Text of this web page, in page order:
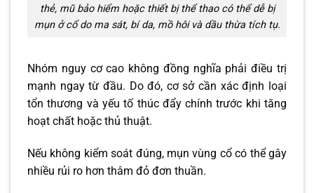
thẻ, mũ bảo hiểm hoặc thiết bị thể thao có thể dễ bị
mụn ở cổ do ma sát, bí da, mồ hôi và dầu thừa tích tụ.
Nhóm nguy cơ cao không đồng nghĩa phải điều trị
mạnh ngay từ đầu. Do đó, cơ sở cần xác định loại
tổn thương và yếu tố thúc đẩy chính trước khi tăng
hoạt chất hoặc thủ thuật.
Nếu không kiểm soát đúng, mụn vùng cổ có thể gây
nhiều rủi ro hơn thâm đỏ đơn thuần.